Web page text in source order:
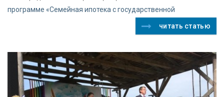
программе «Семейная ипотека с государственной
читать статью